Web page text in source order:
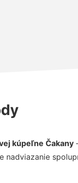
kúpeľne Čakany
nadviazanie